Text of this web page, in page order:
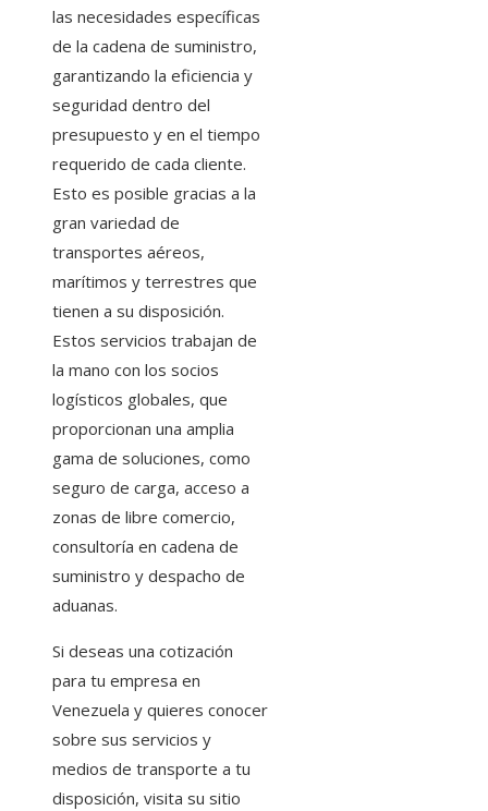
las necesidades específicas
de la cadena de suministro,
garantizando la eficiencia y
seguridad dentro del
presupuesto y en el tiempo
requerido de cada cliente.
Esto es posible gracias a la
gran variedad de
transportes aéreos,
marítimos y terrestres que
tienen a su disposición.
Estos servicios trabajan de
la mano con los socios
logísticos globales, que
proporcionan una amplia
gama de soluciones, como
seguro de carga, acceso a
zonas de libre comercio,
consultoría en cadena de
suministro y despacho de
aduanas.
Si deseas una cotización
para tu empresa en
Venezuela y quieres conocer
sobre sus servicios y
medios de transporte a tu
disposición, visita su sitio